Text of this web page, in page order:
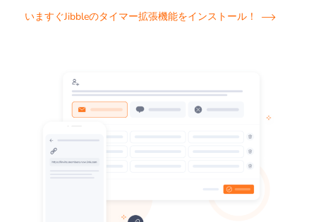
いますぐJibbleのタイマー拡張機能をインストール！